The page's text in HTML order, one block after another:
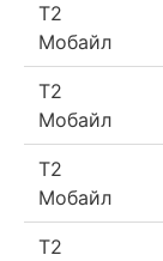
Т2
Мобайл
Т2
Мобайл
Т2
Мобайл
Т2